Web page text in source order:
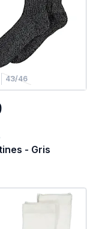
43/46
- Gris